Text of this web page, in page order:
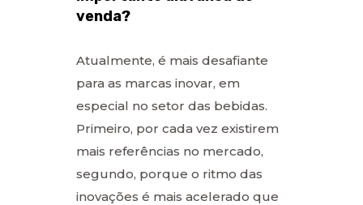
venda?
Atualmente, é mais desafiante
para as marcas inovar, em
especial no setor das bebidas.
Primeiro, por cada vez existirem
mais referências no mercado,
segundo, porque o ritmo das
inovações é mais acelerado que